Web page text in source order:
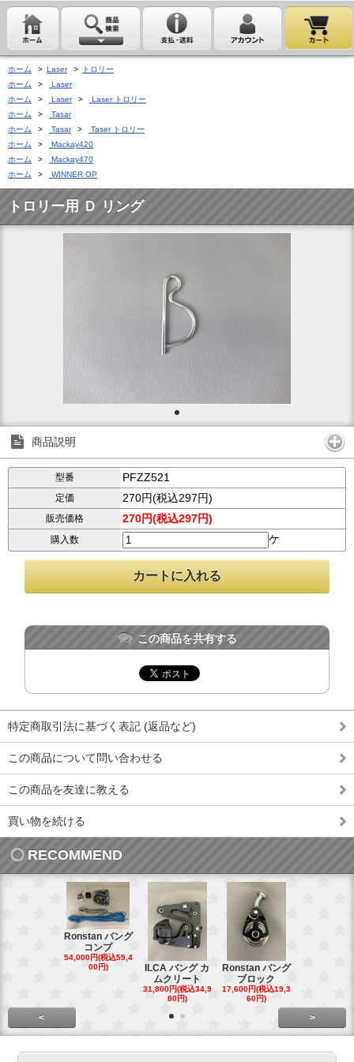
ホーム > Laser >
トロリー
ホーム
>
Laser
ホーム
> Laser >
Laser トロリー
ホーム
>
Tasar
ホーム
> Tasar >
Taser トロリー
ホーム
>
Mackay420
ホーム
>
Mackay470
ホーム
> WINNER OP
トロリー用 Ｄ リング
商品説明
型番 PFZZ521
定価 270円(税込297円)
販売価格 270円(税込297円)
購入数 ケ
この商品を共有する
特定商取引法に基づく表記 (返品など)
この商品について問い合わせる
この商品を友達に教える
買い物を続ける
RECOMMEND
Ronstan バング
コンプ
54,000円(税込59,4
00円)
ILCA バング カ
ムクリート
31,800円(税込34,9
80円)
Ronstan バング
ブロック
17,600円(税込19,3
60円)
< >